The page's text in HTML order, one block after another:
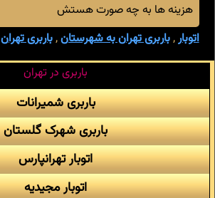
هزینه ها به چه صورت هستش
اتوبار,باربری تهران به شهرستان,باربری تهران
باربری در تهران
باربری شمیرانات
باربری شهرک گلستان
اتوبار تهرانپارس
اتوبار مجیدیه